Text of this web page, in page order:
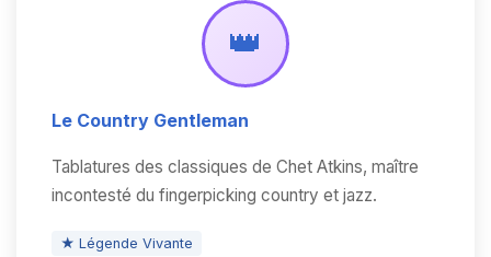
👑
Le Country Gentleman
Tablatures des classiques de Chet Atkins, maître
incontesté du fingerpicking country et jazz.
★ Légende Vivante